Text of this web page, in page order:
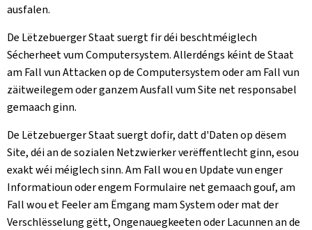
ausfalen.
De Lëtzebuerger Staat suergt fir déi beschtméiglech
Sécherheet vum Computersystem. Allerdéngs kéint de Staat
am Fall vun Attacken op de Computersystem oder am Fall vun
zäitweilegem oder ganzem Ausfall vum Site net responsabel
gemaach ginn.
De Lëtzebuerger Staat suergt dofir, datt d'Daten op dësem
Site, déi an de sozialen Netzwierker verëffentlecht ginn, esou
exakt wéi méiglech sinn. Am Fall wou en Update vun enger
Informatioun oder engem Formulaire net gemaach gouf, am
Fall wou et Feeler am Ëmgang mam System oder mat der
Verschlësselung gëtt, Ongenauegkeeten oder Lacunnen an de